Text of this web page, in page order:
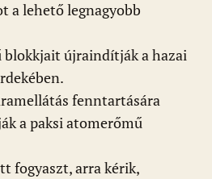
a lehető legnagyobb
blokkjait újraindítják a hazai
fenntartására
a paksi atomerőmű
fogyaszt, arra kérik,